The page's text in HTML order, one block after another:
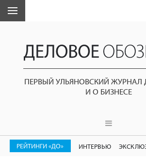
ПЕРВЫЙ УЛЬЯНОВСКИЙ ЖУРНАЛ
И О БИЗНЕСЕ
РЕЙТИНГИ «ДО» ИНТЕРВЬЮ